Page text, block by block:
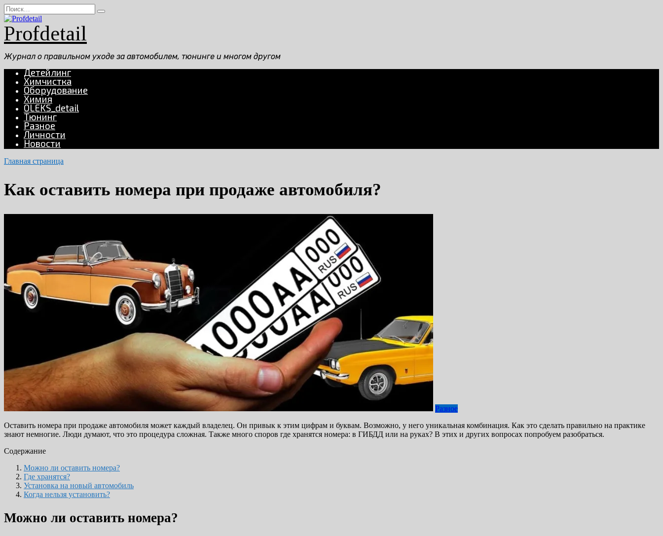
Перейти
к
содержанию
Search
for:
Profdetail
Журнал о правильном уходе за автомобилем, тюнинге и многом другом
Детейлинг
Химчистка
Оборудование
Химия
OLEKS_detail
Тюнинг
Разное
Личности
Новости
Главная страница
Как оставить номера при продаже автомобиля?
Разное
Оставить номера при продаже автомобиля может каждый владелец. Он привык к этим цифрам и буквам. Возможно, у него уникальная комбинация. Как это сделать правильно на практике
знают немногие. Люди думают, что это процедура сложная. Также много споров где хранятся номера: в ГИБДД или на руках? В этих и других вопросах попробуем разобраться.
Содержание
Можно ли оставить номера?
Где хранятся?
Установка на новый автомобиль
Когда нельзя установить?
Можно ли оставить номера?